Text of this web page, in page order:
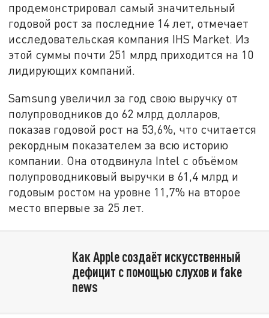
продемонстрировал самый значительный
годовой рост за последние 14 лет, отмечает
исследовательская компания IHS Market. Из
этой суммы почти 251 млрд приходится на 10
лидирующих компаний.
Samsung увеличил за год свою выручку от
полупроводников до 62 млрд долларов,
показав годовой рост на 53,6%, что считается
рекордным показателем за всю историю
компании. Она отодвинула Intel с объёмом
полупроводниковый выручки в 61,4 млрд и
годовым ростом на уровне 11,7% на второе
место впервые за 25 лет.
Как Apple создаёт искусственный
дефицит с помощью слухов и fake
news